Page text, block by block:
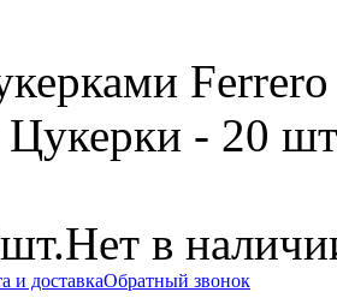
Цукерки - 20
Нет в
и доставкаОбратный звонок